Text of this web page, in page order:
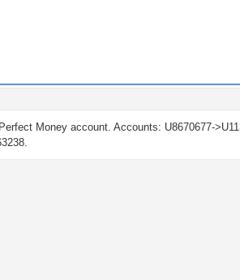
Money account. Accounts: U8670677-